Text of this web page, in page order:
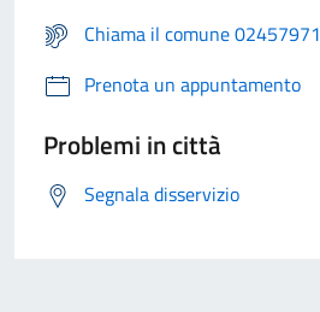
Chiama il comune 02457971
Prenota un appuntamento
Problemi in città
Segnala disservizio